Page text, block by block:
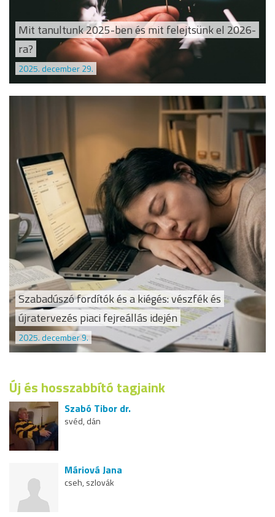
Mit tanultunk 2025-ben és mit felejtsünk el 2026-
ra?
2025. december 29.
Szabadúszó fordítók és a kiégés: vészfék és
újratervezés piaci fejreállás idején
2025. december 9.
Új és hosszabbító tagjaink
Szabó Tibor dr.
svéd, dán
Máriová Jana
cseh, szlovák